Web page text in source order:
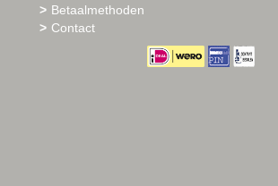
Betaalmethoden
Contact